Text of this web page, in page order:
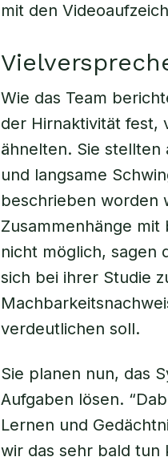
mit den
Wie das Team
der Hirnaktivität fest,
ähnelten. Sie stellten
und langsame
beschrieben worden
Zusammenhänge
nicht möglich, sagen
sich bei ihrer Studie
verdeutlichen soll.
Sie planen nun, das
Aufgaben lösen.
Lernen und
wir das sehr bald tun